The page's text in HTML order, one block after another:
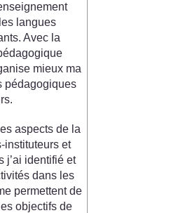
langues
Avec la
mieux ma
pédagogiques
aspects de la
instituteurs et
j’ai identifié et
dans les
permettent de
objectifs de